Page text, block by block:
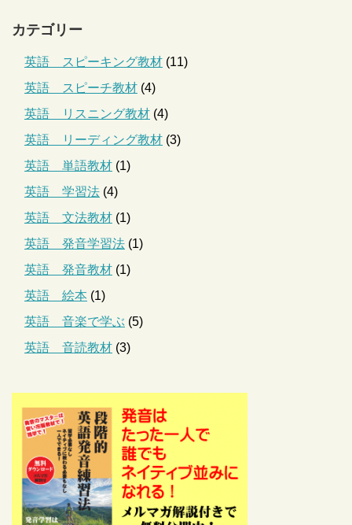
カテゴリー
英語 スピーキング教材 (11)
英語 スピーチ教材 (4)
英語 リスニング教材 (4)
英語 リーディング教材 (3)
英語 単語教材 (1)
英語 学習法 (4)
英語 文法教材 (1)
英語 発音学習法 (1)
英語 発音教材 (1)
英語 絵本 (1)
英語 音楽で学ぶ (5)
英語 音読教材 (3)